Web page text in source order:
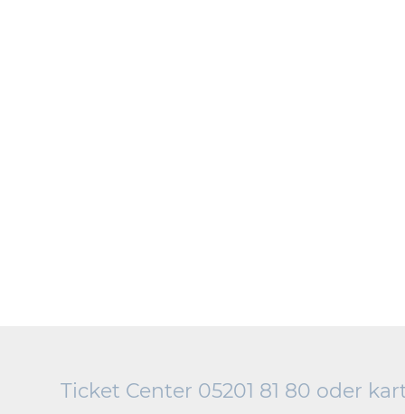
Ticket Center 05201 81 80 oder